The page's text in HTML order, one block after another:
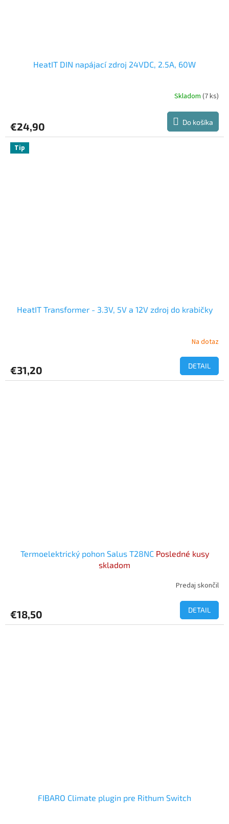
HeatIT DIN napájací zdroj 24VDC, 2.5A, 60W
Skladom (7 ks)
€24,90 Do košíka
Tip
HeatIT Transformer - 3.3V, 5V a 12V zdroj do krabičky
Na dotaz
€31,20 DETAIL
Termoelektrický pohon Salus T28NC Posledné kusy
skladom
Predaj skončil
€18,50 DETAIL
FIBARO Climate plugin pre Rithum Switch